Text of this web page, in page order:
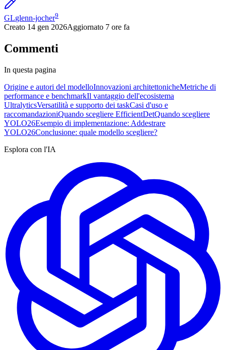
GLglenn-jocher9
Creato 14 gen 2026Aggiornato 7 ore fa
Commenti
In questa pagina
Origine e autori del modelloInnovazioni architettonicheMetriche di
performance e benchmarkIl vantaggio dell'ecosistema
UltralyticsVersatilità e supporto dei taskCasi d'uso e
raccomandazioniQuando scegliere EfficientDetQuando scegliere
YOLO26Esempio di implementazione: Addestrare
YOLO26Conclusione: quale modello scegliere?
Esplora con l'IA